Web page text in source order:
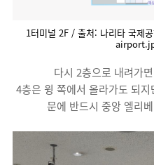
1터미널 2F / 출처: 나리타 국
다시 2층으로 내려가
4층은 윙 쪽에서 올라가도 되
문에 반드시 중앙 엘리